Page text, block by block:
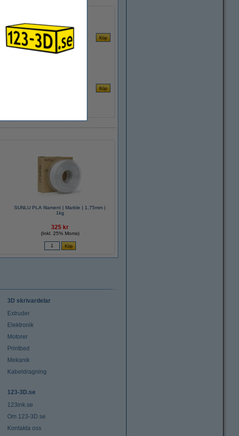
SUNLU PLA filament | Marble | 1,75mm |
1kg
325 kr
(Inkl. 25% Moms)
3D skrivardelar
Extruder
Elektronik
Motorer
Printbed
Mekanik
Kabeldragning
123-3D.se
123ink.se
Om 123-3D.se
Kontakta oss